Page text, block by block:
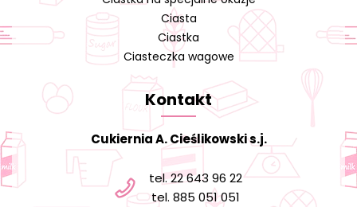
Ciasta
Ciastka
Ciasteczka wagowe
Kontakt
Cukiernia A. Cieślikowski s.j.
tel. 22 643 96 22
tel. 885 051 051